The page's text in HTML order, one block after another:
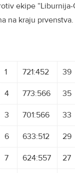
ekipe
na kraju prvenstva.
1 721:452 39
4 773:566 35
3 701:566 33
6 633:512 29
7 624:557 27